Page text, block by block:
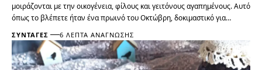
μοιράζονται με την οικογένεια, φίλους και γειτόνους αγαπημένους. Αυτό
όπως το βλέπετε ήταν ένα πρωινό του Οκτώβρη, δοκιμαστικό για…
ΣΥΝΤΑΓΈΣ 6 ΛΕΠΤΆ ΑΝΆΓΝΩΣΗΣ